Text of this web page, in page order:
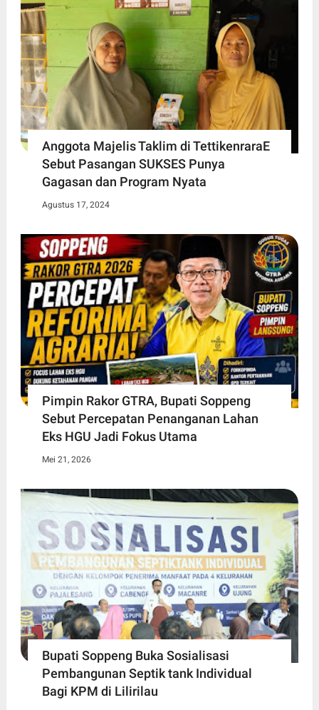
Anggota Majelis Taklim di TettikenraraE
Sebut Pasangan SUKSES Punya
Gagasan dan Program Nyata
Agustus 17, 2024
Pimpin Rakor GTRA, Bupati Soppeng
Sebut Percepatan Penanganan Lahan
Eks HGU Jadi Fokus Utama
Mei 21, 2026
Bupati Soppeng Buka Sosialisasi
Pembangunan Septik tank Individual
Bagi KPM di Lilirilau